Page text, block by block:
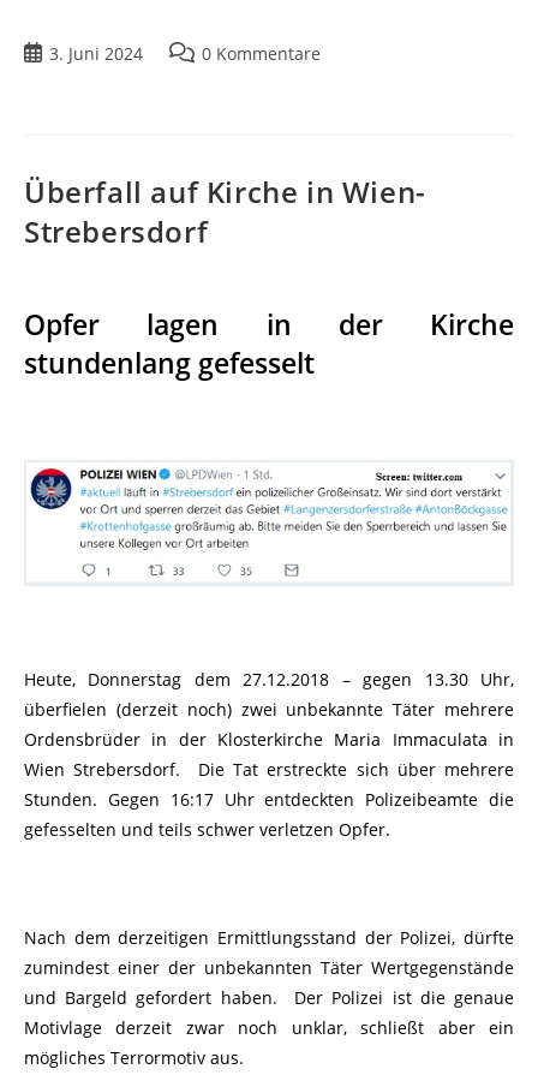
3. Juni 2024 0 Kommentare
Überfall auf Kirche in Wien-
Strebersdorf
Opfer lagen in der Kirche
stundenlang gefesselt
Heute, Donnerstag dem 27.12.2018 – gegen 13.30 Uhr,
überfielen (derzeit noch) zwei unbekannte Täter mehrere
Ordensbrüder in der Klosterkirche Maria Immaculata in
Wien Strebersdorf. Die Tat erstreckte sich über mehrere
Stunden. Gegen 16:17 Uhr entdeckten Polizeibeamte die
gefesselten und teils schwer verletzen Opfer.
Nach dem derzeitigen Ermittlungsstand der Polizei, dürfte
zumindest einer der unbekannten Täter Wertgegenstände
und Bargeld gefordert haben. Der Polizei ist die genaue
Motivlage derzeit zwar noch unklar, schließt aber ein
mögliches Terrormotiv aus.